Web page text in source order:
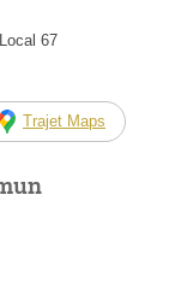
67
Trajet Maps